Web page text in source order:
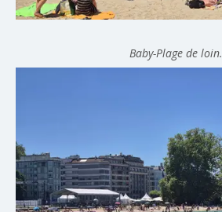
Baby-Plage de loin.